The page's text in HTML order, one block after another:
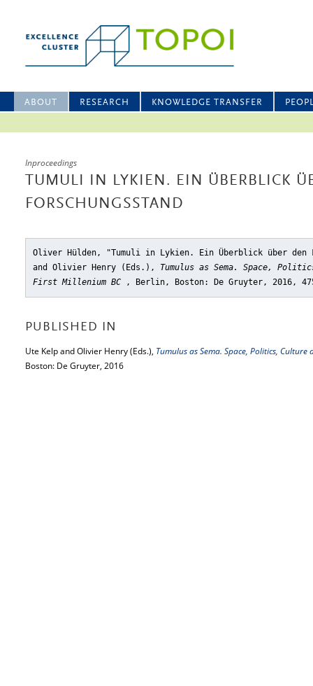
ABOUT RESEARCH KNOWLEDGE TRANSFER
Inproceedings
TUMULI IN LYKIEN. EIN ÜBERBLICK
FORSCHUNGSSTAND
Oliver Hülden, "Tumuli in Lykien. Ein Überblick über den
and Olivier Henry (Eds.), Tumulus as Sema. Space,
First Millenium BC
, Berlin, Boston: De Gruyter, 2016,
PUBLISHED IN
Ute Kelp and Olivier Henry (Eds.), Tumulus as Sema. Space, Politics,
Boston: De Gruyter, 2016